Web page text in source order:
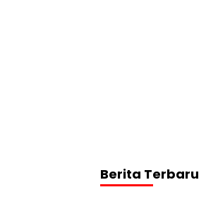
Berita Terbaru